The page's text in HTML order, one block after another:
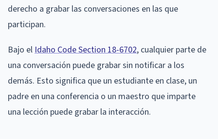
derecho a grabar las conversaciones en las que
participan.
Bajo el Idaho Code Section 18-6702, cualquier parte de
una conversación puede grabar sin notificar a los
demás. Esto significa que un estudiante en clase, un
padre en una conferencia o un maestro que imparte
una lección puede grabar la interacción.